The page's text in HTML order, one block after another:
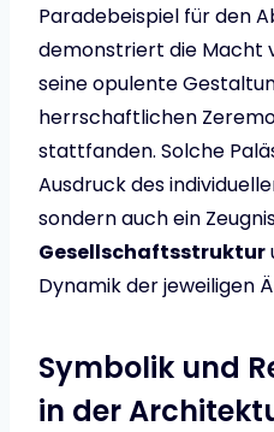
Paradebeispiel für den
demonstriert die Macht
seine opulente
herrschaftlichen
stattfanden. Solche
Ausdruck des
sondern auch ein
Gesellschaftsstruktur
Dynamik der jeweiligen
Symbolik und
in der